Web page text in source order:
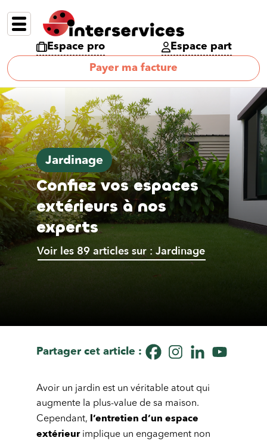
Espace pro
Espace part
Payer ma facture
Jardinage
Confiez vos espaces
extérieurs à nos
experts
Voir les 89 articles sur : Jardinage
Partager cet article :
Avoir un jardin est un véritable atout qui
augmente la plus-value de sa maison.
Cependant, l’entretien d’un espace
extérieurimplique un engagement non